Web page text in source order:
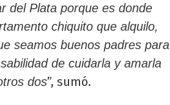
del Plata porque es donde
chiquito que alquilo,
seamos buenos padres para
de cuidarla y amarla
dos”, sumó.